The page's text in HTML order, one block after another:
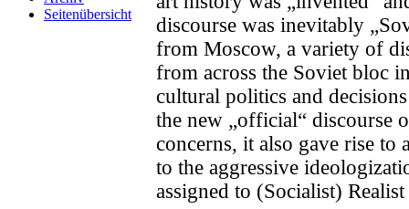
Seitenübersicht
discourse was inevitably
from Moscow, a variety of
from across the Soviet bloc
cultural politics and
the new „official“ discourse
concerns, it also gave rise to
to the aggressive
assigned to (Socialist) Realist